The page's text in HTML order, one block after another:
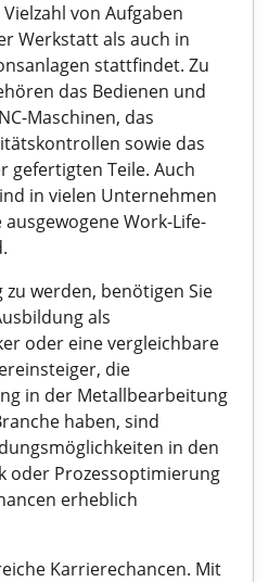
von Aufgaben
Werkstatt als auch in
stattfindet. Zu
das Bedienen und
Maschinen, das
sowie das
gefertigten Teile. Auch
in vielen Unternehmen
Work-Life-
werden, benötigen Sie
als
oder eine vergleichbare
die
in der Metallbearbeitung
haben, sind
in den
oder Prozessoptimierung
erheblich
Karrierechancen. Mit